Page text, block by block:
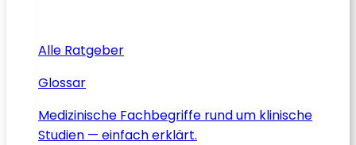
Alle Ratgeber
Glossar
Medizinische Fachbegriffe rund um klinische
Studien — einfach erklärt.